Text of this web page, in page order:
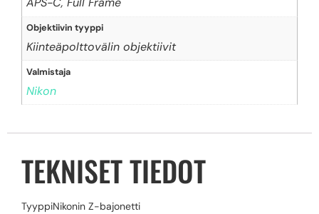
Objektiivin tyyppi
Kiinteäpolttovälin objektiivit
Valmistaja
Nikon
TEKNISET TIEDOT
TyyppiNikonin Z-bajonetti